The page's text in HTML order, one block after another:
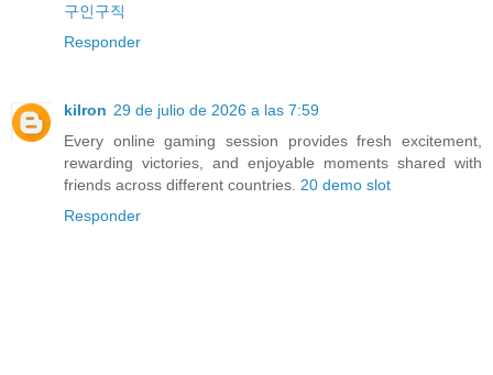
구인구직
Responder
kilron 29 de julio de 2026 a las 7:59
Every online gaming session provides fresh excitement,
rewarding victories, and enjoyable moments shared with
friends across different countries. 20 demo slot
Responder